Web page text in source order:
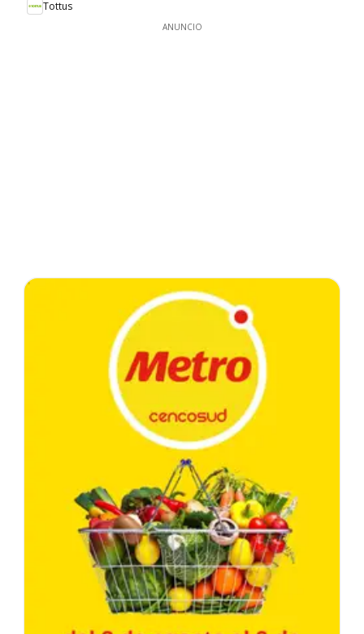
Tottus
ANUNCIO